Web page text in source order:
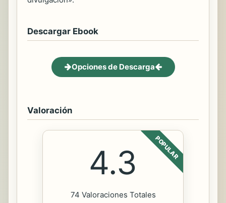
Descargar Ebook
Opciones de Descarga
Valoración
POPULAR
4.3
74 Valoraciones Totales